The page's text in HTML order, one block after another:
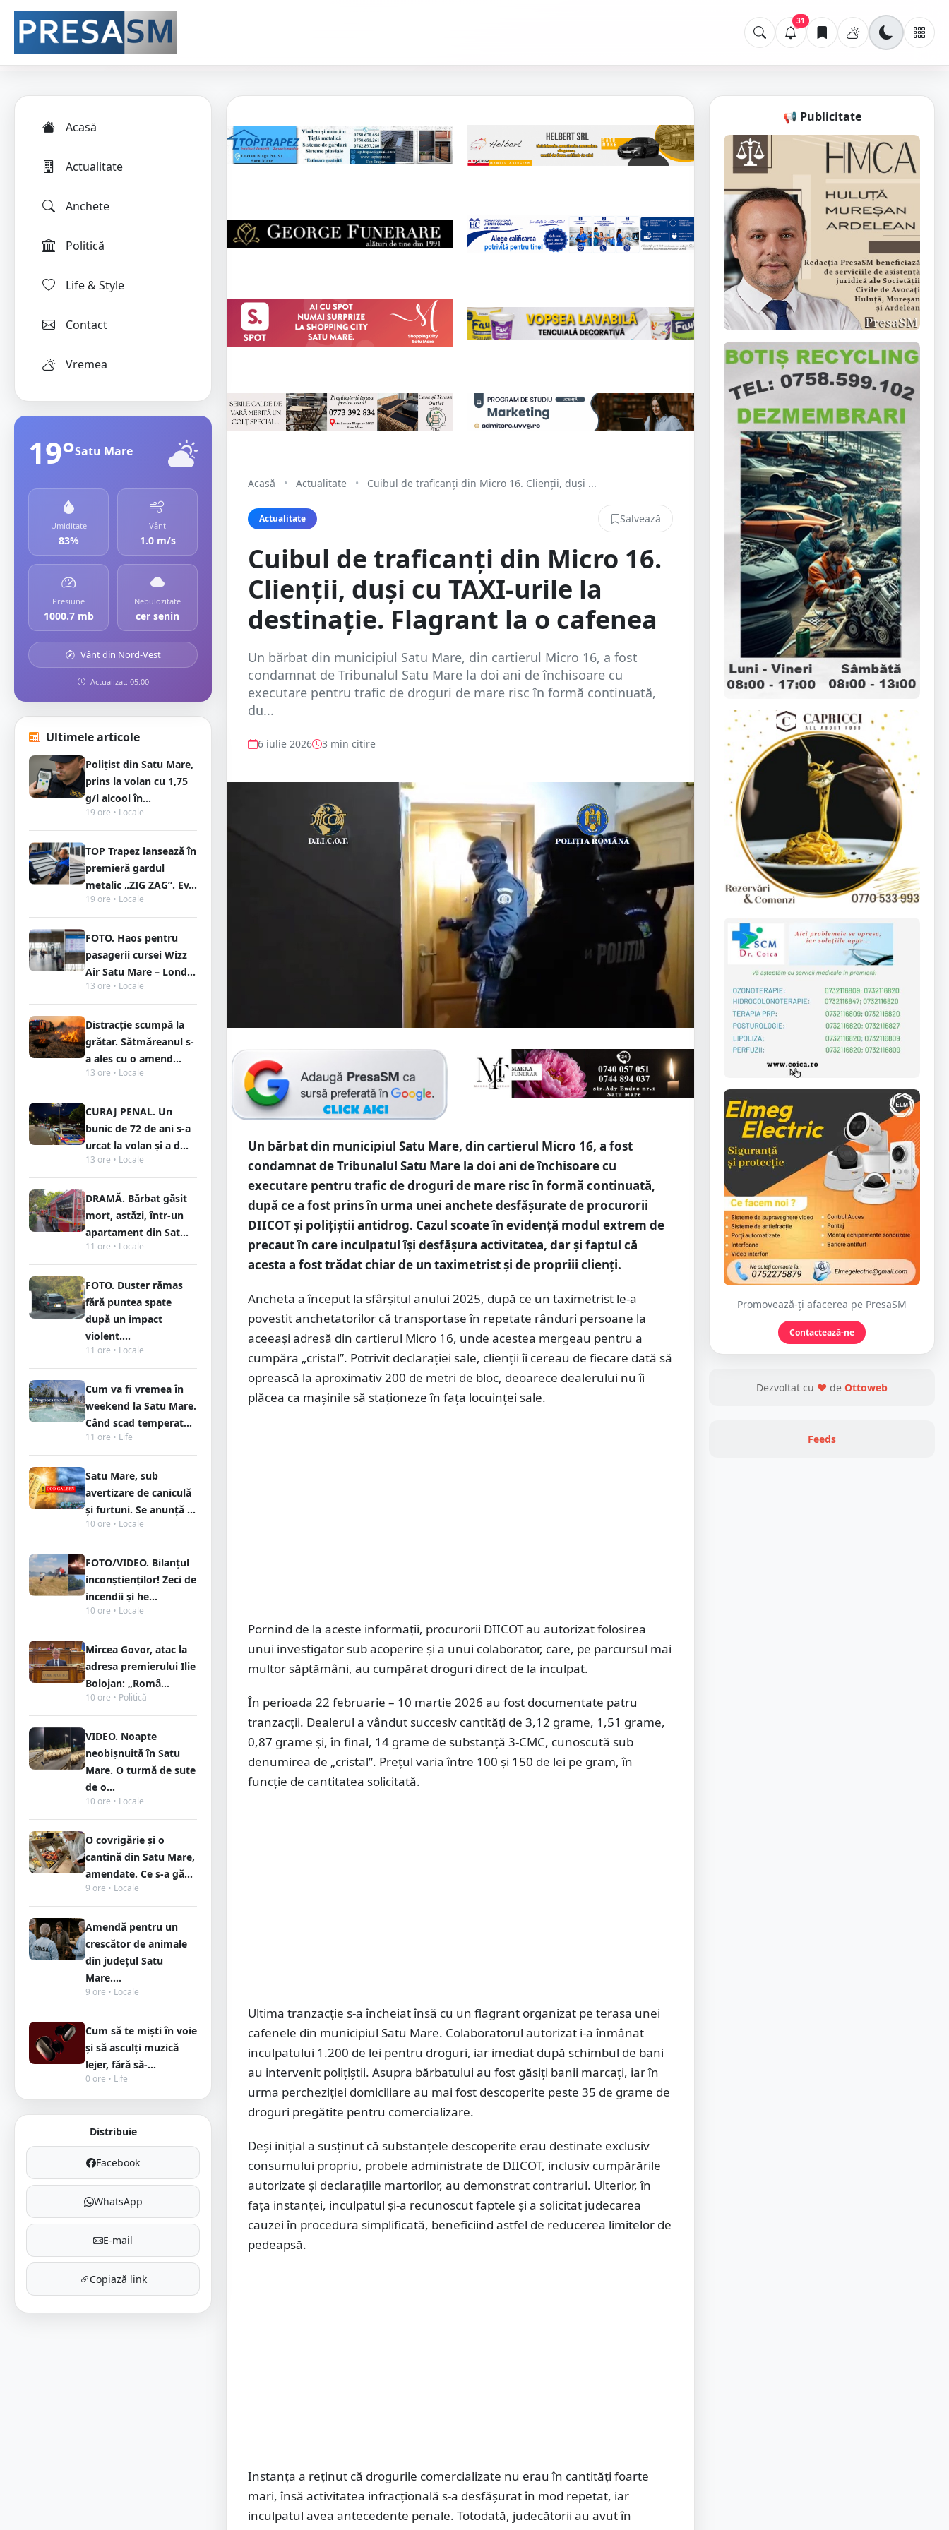
31
Acasă
Actualitate
Anchete
Politică
Life & Style
Contact
Vremea
19°Satu Mare
Umiditate
83%
Vânt
1.0 m/s
Presiune
1000.7 mb
Nebulozitate
cer senin
Vânt din Nord-Vest
Actualizat: 05:00
Ultimele articole
Polițist din Satu Mare,
prins la volan cu 1,75
g/l alcool în...
19 ore • Locale
TOP Trapez lansează în
premieră gardul
metalic „ZIG ZAG”. Ev...
19 ore • Locale
FOTO. Haos pentru
pasagerii cursei Wizz
Air Satu Mare – Lond...
13 ore • Locale
Distracție scumpă la
grătar. Sătmăreanul s-
a ales cu o amend...
13 ore • Locale
CURAJ PENAL. Un
bunic de 72 de ani s-a
urcat la volan și a d...
13 ore • Locale
DRAMĂ. Bărbat găsit
mort, astăzi, într-un
apartament din Sat...
11 ore • Locale
FOTO. Duster rămas
fără puntea spate
după un impact
violent....
11 ore • Locale
Cum va fi vremea în
weekend la Satu Mare.
Când scad temperat...
11 ore • Life
Satu Mare, sub
avertizare de caniculă
și furtuni. Se anunță ...
10 ore • Locale
FOTO/VIDEO. Bilanțul
inconștienților! Zeci de
incendii și he...
10 ore • Locale
Mircea Govor, atac la
adresa premierului Ilie
Bolojan: „Româ...
10 ore • Politică
VIDEO. Noapte
neobișnuită în Satu
Mare. O turmă de sute
de o...
10 ore • Locale
O covrigărie și o
cantină din Satu Mare,
amendate. Ce s-a gă...
9 ore • Locale
Amendă pentru un
crescător de animale
din județul Satu
Mare....
9 ore • Locale
Cum să te miști în voie
și să asculți muzică
lejer, fără să-...
0 ore • Life
Distribuie
Facebook
WhatsApp
E-mail
Copiază link
Acasă • Actualitate • Cuibul de traficanți din Micro 16. Clienții, duși ...
Actualitate Salvează
Cuibul de traficanți din Micro 16.
Clienții, duși cu TAXI-urile la
destinație. Flagrant la o cafenea
Un bărbat din municipiul Satu Mare, din cartierul Micro 16, a fost
condamnat de Tribunalul Satu Mare la doi ani de închisoare cu
executare pentru trafic de droguri de mare risc în formă continuată,
du...
6 iulie 2026 3 min citire
Un bărbat din municipiul Satu Mare, din cartierul Micro 16, a fost
condamnat de Tribunalul Satu Mare la doi ani de închisoare cu
executare pentru trafic de droguri de mare risc în formă continuată,
după ce a fost prins în urma unei anchete desfășurate de procurorii
DIICOT și polițiștii antidrog. Cazul scoate în evidență modul extrem de
precaut în care inculpatul își desfășura activitatea, dar și faptul că
acesta a fost trădat chiar de un taximetrist și de propriii clienți.
Ancheta a început la sfârșitul anului 2025, după ce un taximetrist le-a
povestit anchetatorilor că transportase în repetate rânduri persoane la
aceeași adresă din cartierul Micro 16, unde acestea mergeau pentru a
cumpăra „cristal”. Potrivit declarației sale, clienții îi cereau de fiecare dată să
oprească la aproximativ 200 de metri de bloc, deoarece dealerului nu îi
plăcea ca mașinile să staționeze în fața locuinței sale.
Pornind de la aceste informații, procurorii DIICOT au autorizat folosirea
unui investigator sub acoperire și a unui colaborator, care, pe parcursul mai
multor săptămâni, au cumpărat droguri direct de la inculpat.
În perioada 22 februarie – 10 martie 2026 au fost documentate patru
tranzacții. Dealerul a vândut succesiv cantități de 3,12 grame, 1,51 grame,
0,87 grame și, în final, 14 grame de substanță 3-CMC, cunoscută sub
denumirea de „cristal”. Prețul varia între 100 și 150 de lei pe gram, în
funcție de cantitatea solicitată.
Ultima tranzacție s-a încheiat însă cu un flagrant organizat pe terasa unei
cafenele din municipiul Satu Mare. Colaboratorul autorizat i-a înmânat
inculpatului 1.200 de lei pentru droguri, iar imediat după schimbul de bani
au intervenit polițiștii. Asupra bărbatului au fost găsiți banii marcați, iar în
urma percheziției domiciliare au mai fost descoperite peste 35 de grame de
droguri pregătite pentru comercializare.
Deși inițial a susținut că substanțele descoperite erau destinate exclusiv
consumului propriu, probele administrate de DIICOT, inclusiv cumpărările
autorizate și declarațiile martorilor, au demonstrat contrariul. Ulterior, în
fața instanței, inculpatul și-a recunoscut faptele și a solicitat judecarea
cauzei în procedura simplificată, beneficiind astfel de reducerea limitelor de
pedeapsă.
Instanța a reținut că drogurile comercializate nu erau în cantități foarte
mari, însă activitatea infracțională s-a desfășurat în mod repetat, iar
inculpatul avea antecedente penale. Totodată, judecătorii au avut în
📢 Publicitate
Promovează-ți afacerea pe PresaSM
Contactează-ne
Dezvoltat cu ❤ de Ottoweb
Feeds